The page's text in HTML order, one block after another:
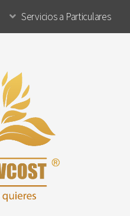
Servicios a Particulares